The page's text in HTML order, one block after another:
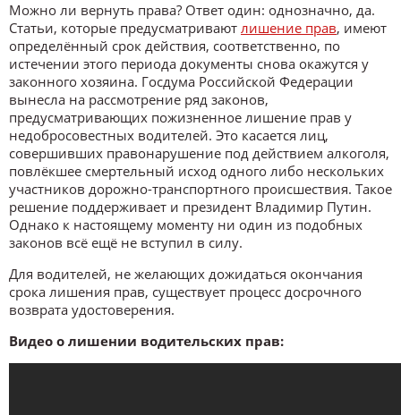
Можно ли вернуть права? Ответ один: однозначно, да.
Статьи, которые предусматривают лишение прав, имеют
определённый срок действия, соответственно, по
истечении этого периода документы снова окажутся у
законного хозяина. Госдума Российской Федерации
вынесла на рассмотрение ряд законов,
предусматривающих пожизненное лишение прав у
недобросовестных водителей. Это касается лиц,
совершивших правонарушение под действием алкоголя,
повлёкшее смертельный исход одного либо нескольких
участников дорожно-транспортного происшествия. Такое
решение поддерживает и президент Владимир Путин.
Однако к настоящему моменту ни один из подобных
законов всё ещё не вступил в силу.
Для водителей, не желающих дожидаться окончания
срока лишения прав, существует процесс досрочного
возврата удостоверения.
Видео о лишении водительских прав: